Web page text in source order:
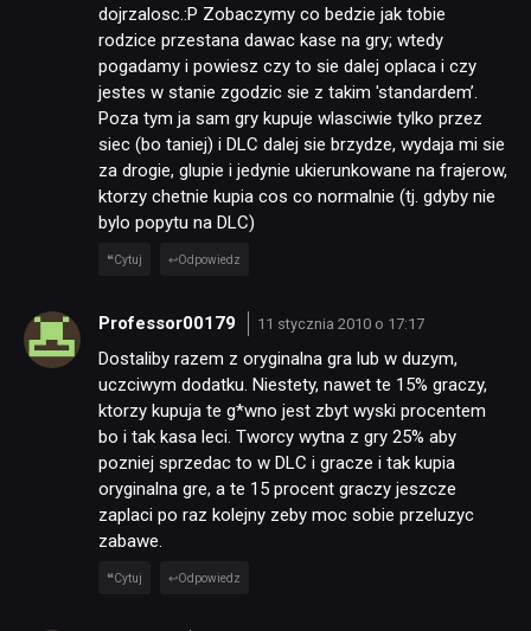
dojrzalosc.:P Zobaczymy co bedzie jak tobie
rodzice przestana dawac kase na gry; wtedy
pogadamy i powiesz czy to sie dalej oplaca i czy
jestes w stanie zgodzic sie z takim 'standardem’.
Poza tym ja sam gry kupuje wlasciwie tylko przez
siec (bo taniej) i DLC dalej sie brzydze, wydaja mi sie
za drogie, glupie i jedynie ukierunkowane na frajerow,
ktorzy chetnie kupia cos co normalnie (tj. gdyby nie
bylo popytu na DLC)
Cytuj Odpowiedz
Professor00179 11 stycznia 2010 o 17:17
Dostaliby razem z oryginalna gra lub w duzym,
uczciwym dodatku. Niestety, nawet te 15% graczy,
ktorzy kupuja te g*wno jest zbyt wyski procentem
bo i tak kasa leci. Tworcy wytna z gry 25% aby
pozniej sprzedac to w DLC i gracze i tak kupia
oryginalna gre, a te 15 procent graczy jeszcze
zaplaci po raz kolejny zeby moc sobie przeluzyc
zabawe.
Cytuj Odpowiedz